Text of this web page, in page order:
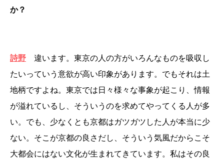
か？
詩野
違います。東京の人の方がいろんなものを吸収し
たいっていう意欲が高い印象があります。でもそれは土
地柄ですよね。東京では日々様々な事象が起こり、情報
が溢れているし、そういうのを求めてやってくる人が多
い。でも、少なくとも京都はガツガツした人が本当に少
ない。そこが京都の良さだし、そういう気風だからこそ
大都会にはない文化が生まれてきています。私はその良